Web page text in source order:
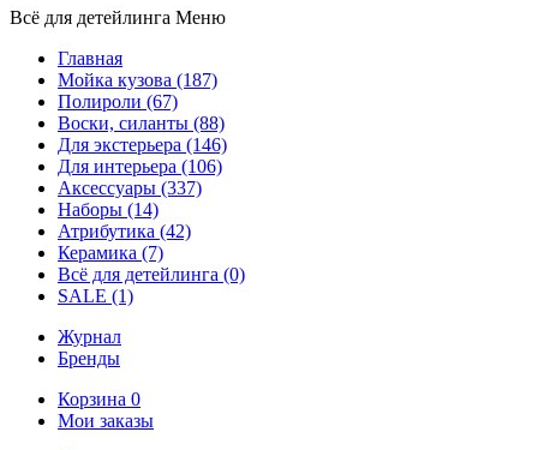
Всё для детейлинга Меню
Главная
Мойка кузова (187)
Полироли (67)
Воски, силанты (88)
Для экстерьера (146)
Для интерьера (106)
Аксессуары (337)
Наборы (14)
Атрибутика (42)
Керамика (7)
Всё для детейлинга (0)
SALE (1)
Журнал
Бренды
Корзина 0
Мои заказы